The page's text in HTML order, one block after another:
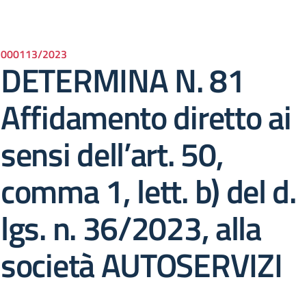
000113/2023
DETERMINA N. 81
Affidamento diretto ai
sensi dell’art. 50,
comma 1, lett. b) del d.
lgs. n. 36/2023, alla
società AUTOSERVIZI